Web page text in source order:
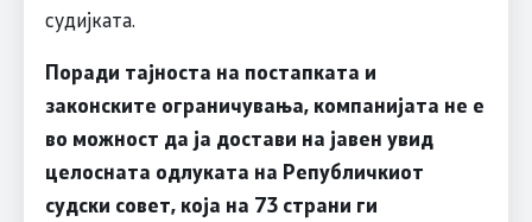
судијката.
Поради тајноста на постапката и
законските ограничувања, компанијата не е
во можност да ја достави на јавен увид
целосната одлуката на Републичкиот
судски совет, која на 73 страни ги